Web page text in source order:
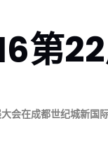
第
会在成都世纪城新国